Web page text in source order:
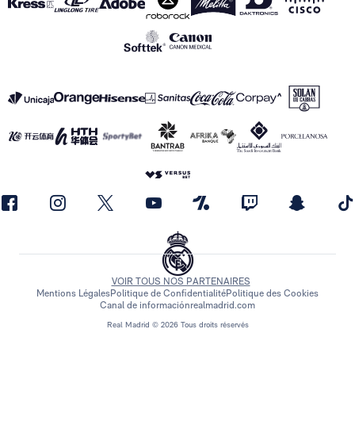
Real Madrid © 2026 Tous droits réservés
VOIR TOUS NOS PARTENAIRES
Mentions LégalesPolitique de ConfidentialitéPolitique des Cookies
Canal de informaciónrealmadrid.com